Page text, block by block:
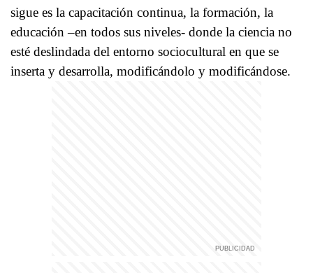
sigue es la capacitación continua, la formación, la
educación –en todos sus niveles- donde la ciencia no
esté deslindada del entorno sociocultural en que se
inserta y desarrolla, modificándolo y modificándose.